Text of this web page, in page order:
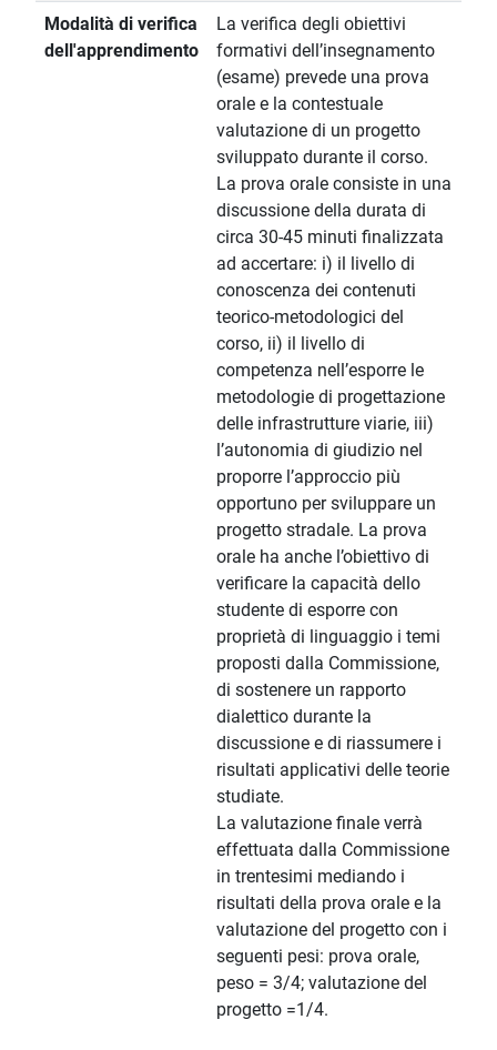
Modalità di verifica
dell'apprendimento
La verifica degli obiettivi
formativi dell’insegnamento
(esame) prevede una prova
orale e la contestuale
valutazione di un progetto
sviluppato durante il corso.
La prova orale consiste in una
discussione della durata di
circa 30-45 minuti finalizzata
ad accertare: i) il livello di
conoscenza dei contenuti
teorico-metodologici del
corso, ii) il livello di
competenza nell’esporre le
metodologie di progettazione
delle infrastrutture viarie, iii)
l’autonomia di giudizio nel
proporre l’approccio più
opportuno per sviluppare un
progetto stradale. La prova
orale ha anche l’obiettivo di
verificare la capacità dello
studente di esporre con
proprietà di linguaggio i temi
proposti dalla Commissione,
di sostenere un rapporto
dialettico durante la
discussione e di riassumere i
risultati applicativi delle teorie
studiate.
La valutazione finale verrà
effettuata dalla Commissione
in trentesimi mediando i
risultati della prova orale e la
valutazione del progetto con i
seguenti pesi: prova orale,
peso = 3/4; valutazione del
progetto =1/4.